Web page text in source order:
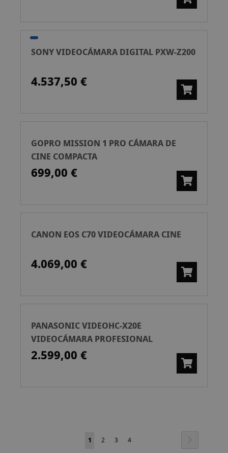
SONY VIDEOCÁMARA DIGITAL PXW-Z200
4.537,50 €
GOPRO MISSION 1 PRO CÁMARA DE
CINE COMPACTA
699,00 €
CANON EOS C70 VIDEOCÁMARA CINE
4.069,00 €
PANASONIC VIDEOHC-X20E
VIDEOCÁMARA PROFESIONAL
2.599,00 €
Página
Actualmente
1 Página
2 Página
3 Página
4